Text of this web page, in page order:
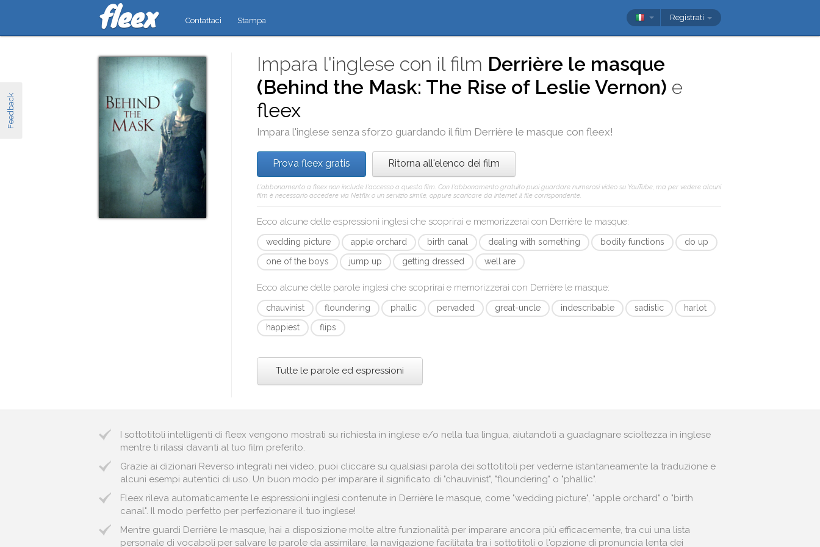
Feedback
Contattaci Stampa Registrati
Impara l'inglese con il film Derrière le masque
(Behind the Mask: The Rise of Leslie Vernon) e
fleex
Impara l'inglese senza sforzo guardando il film Derrière le masque con fleex!
Prova fleex gratis Ritorna all'elenco dei film
L'abbonamento a fleex non include l'accesso a questo film. Con l'abbonamento gratuito puoi guardare numerosi video su YouTube, ma per vedere alcuni
film è necessario accedere via Netflix o un servizio simile, oppure scaricare da internet il file corrispondente.
Ecco alcune delle espressioni inglesi che scoprirai e memorizzerai con Derrière le masque:
wedding picture apple orchard birth canal dealing with something bodily functions
do up
one of the boys
jump up getting dressed well are
Ecco alcune delle parole inglesi che scoprirai e memorizzerai con Derrière le masque:
chauvinist floundering phallic pervaded great-uncle indescribable sadistic
harlot
happiest
flips
Tutte le parole ed espressioni
I sottotitoli intelligenti di fleex vengono mostrati su richiesta in inglese e/o nella tua lingua, aiutandoti a guadagnare scioltezza in inglese
mentre ti rilassi davanti al tuo film preferito.
Grazie ai dizionari Reverso integrati nei video, puoi cliccare su qualsiasi parola dei sottotitoli per vederne istantaneamente la traduzione e
alcuni esempi autentici di uso. Un buon modo per imparare il significato di "chauvinist", "floundering" o "phallic".
Fleex rileva automaticamente le espressioni inglesi contenute in Derrière le masque, come "wedding picture", "apple orchard" o "birth
canal". Il modo perfetto per perfezionare il tuo inglese!
Mentre guardi Derrière le masque, hai a disposizione molte altre funzionalità per imparare ancora più efficacemente, tra cui una lista
personale di vocaboli per salvare le parole da assimilare, la navigazione facilitata tra i sottotitoli o l'opzione di pronuncia lenta dei